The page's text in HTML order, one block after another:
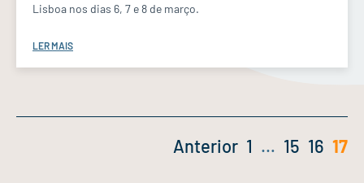
Lisboa nos dias 6, 7 e 8 de março.
LER MAIS
Anterior 1 … 15 16 17